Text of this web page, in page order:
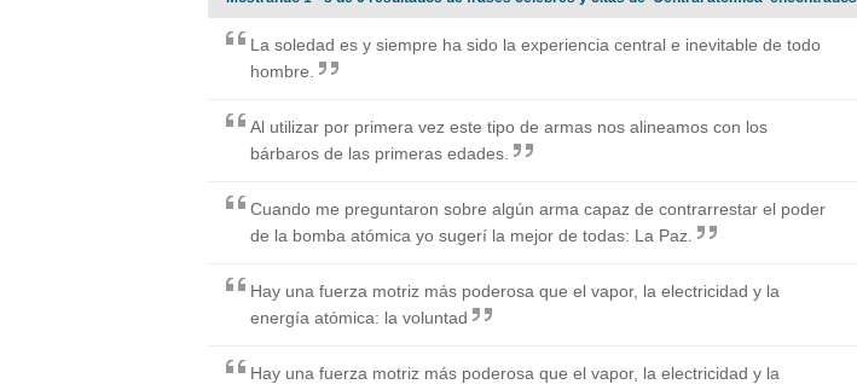
La soledad es y siempre ha sido la experiencia central e inevitable de todo
hombre.
Al utilizar por primera vez este tipo de armas nos alineamos con los
bárbaros de las primeras edades.
Cuando me preguntaron sobre algún arma capaz de contrarrestar el poder
de la bomba atómica yo sugerí la mejor de todas: La Paz.
Hay una fuerza motriz más poderosa que el vapor, la electricidad y la
energía atómica: la voluntad
Hay una fuerza motriz más poderosa que el vapor, la electricidad y la